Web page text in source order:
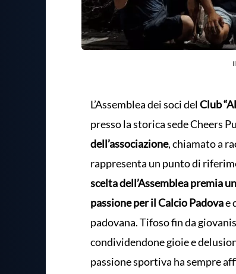
L’Assemblea dei soci delClub
presso la storica sede Cheers
dell’associazione, chiamato a
rappresenta un punto di
scelta dell’Assemblea premia
passione per il Calcio Padovae
padovana. Tifoso fin da
condividendone gioie e
passione sportiva ha sempre